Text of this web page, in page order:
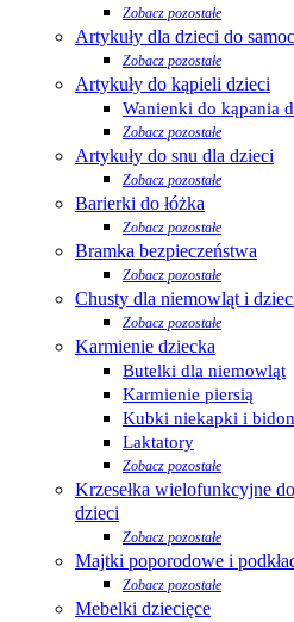
Zobacz pozostałe
Artykuły dla dzieci do
Zobacz pozostałe
Artykuły do kąpieli dzieci
Wanienki do kąpania
Zobacz pozostałe
Artykuły do snu dla dzieci
Zobacz pozostałe
Barierki do łóżka
Zobacz pozostałe
Bramka bezpieczeństwa
Zobacz pozostałe
Chusty dla niemowląt i
Zobacz pozostałe
Karmienie dziecka
Butelki dla niemowląt
Karmienie piersią
Kubki niekapki i
Laktatory
Zobacz pozostałe
Krzesełka wielofunkcyjne
dzieci
Zobacz pozostałe
Majtki poporodowe i
Zobacz pozostałe
Mebelki dziecięce